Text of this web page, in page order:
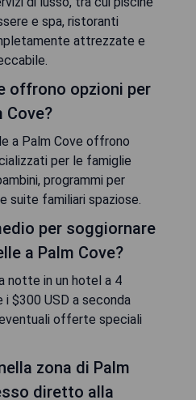
e spa, ristoranti
attrezzate e
offrono opzioni per
Cove?
a Palm Cove offrono
per le famiglie
programmi per
suite familiari spaziose.
per soggiornare
a Palm Cove?
notte in un hotel a 4
$300 USD a seconda
offerte speciali
zona di Palm
diretto alla